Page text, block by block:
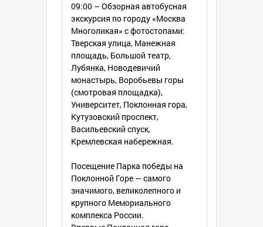
автобусах туркласса 2011-2013 г.
выпуска — «HIGER», «HYUNDAI»
вместимостью 43-47 человек,
оборудованные кондиционером,
микрофоном, видео- и
аудиосистемами, мягкими откидными
креслами.
09:00 – Обзорная автобусная
экскурсия по городу «Москва
Многоликая» с фотостопами:
Тверская улица, Манежная
площадь, Большой театр,
Лубянка, Новодевичий
монастырь, Воробьевы горы
(смотровая площадка),
Университет, Поклонная гора,
Кутузовский проспект,
Васильевский спуск,
Кремлевская набережная.
Посещение Парка победы на
Поклонной Горе — самого
значимого, великолепного и
крупного Мемориального
комплекса России.